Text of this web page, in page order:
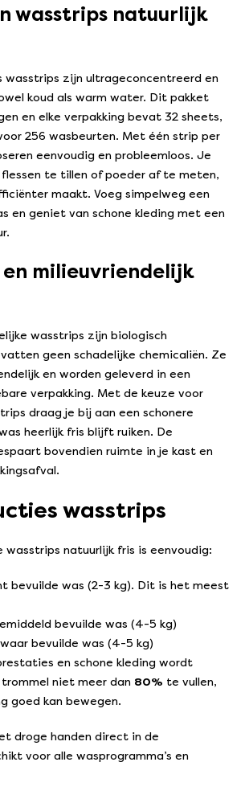
wasstrips natuurlijk
wasstrips zijn ultrageconcentreerd en
koud als warm water. Dit pakket
en elke verpakking bevat 32 sheets,
256 wasbeurten. Met één strip per
eenvoudig en probleemloos. Je
te tillen of poeder af te meten,
maakt. Voeg simpelweg een
en geniet van schone kleding met een
en milieuvriendelijk
wasstrips zijn biologisch
geen schadelijke chemicaliën. Ze
en worden geleverd in een
verpakking. Met de keuze voor
draag je bij aan een schonere
heerlijk fris blijft ruiken. De
bovendien ruimte in je kast en
wasstrips
wasstrips natuurlijk fris is eenvoudig:
bevuilde was (2-3 kg). Dit is het meest
bevuilde was (4-5 kg)
bevuilde was (4-5 kg)
en schone kleding wordt
niet meer dan 80% te vullen,
goed kan bewegen.
droge handen direct in de
voor alle wasprogramma’s en